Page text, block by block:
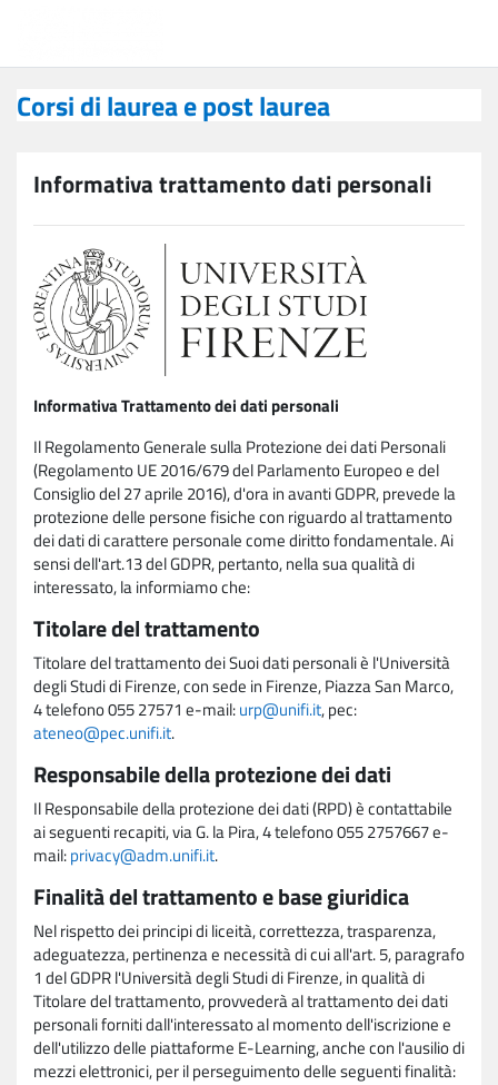
Corsi di laurea e post laurea
Informativa trattamento dati personali
Informativa Trattamento dei dati personali
Il Regolamento Generale sulla Protezione dei dati Personali
(Regolamento UE 2016/679 del Parlamento Europeo e del
Consiglio del 27 aprile 2016), d'ora in avanti GDPR, prevede la
protezione delle persone fisiche con riguardo al trattamento
dei dati di carattere personale come diritto fondamentale. Ai
sensi dell'art.13 del GDPR, pertanto, nella sua qualità di
interessato, la informiamo che:
Titolare del trattamento
Titolare del trattamento dei Suoi dati personali è l'Università
degli Studi di Firenze, con sede in Firenze, Piazza San Marco,
4 telefono 055 27571 e-mail:urp@unifi.it, pec:
ateneo@pec.unifi.it.
Responsabile della protezione dei dati
Il Responsabile della protezione dei dati (RPD) è contattabile
ai seguenti recapiti, via G. la Pira, 4 telefono 055 2757667 e-
mail:privacy@adm.unifi.it.
Finalità del trattamento e base giuridica
Nel rispetto dei principi di liceità, correttezza, trasparenza,
adeguatezza, pertinenza e necessità di cui all'art. 5, paragrafo
1 del GDPR l'Università degli Studi di Firenze, in qualità di
Titolare del trattamento, provvederà al trattamento dei dati
personali forniti dall'interessato al momento dell'iscrizione e
dell'utilizzo delle piattaforme E-Learning, anche con l'ausilio di
mezzi elettronici, per il perseguimento delle seguenti finalità: